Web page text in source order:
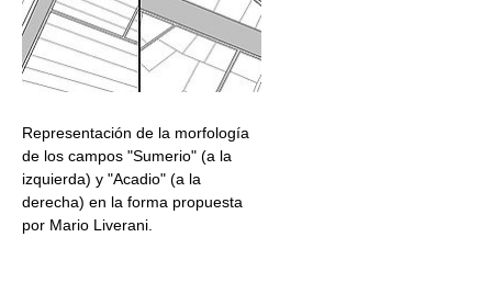
Representación de la morfología
de los campos "Sumerio" (a la
izquierda) y "Acadio" (a la
derecha) en la forma propuesta
por Mario Liverani.